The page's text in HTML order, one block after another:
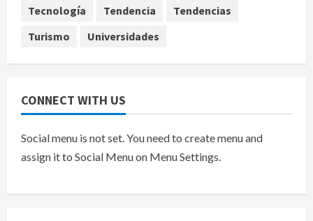
agosto 9, 2026
Tecnología
Tendencia
Tendencias
Turismo
Universidades
CONNECT WITH US
Social menu is not set. You need to create menu and
assign it to Social Menu on Menu Settings.